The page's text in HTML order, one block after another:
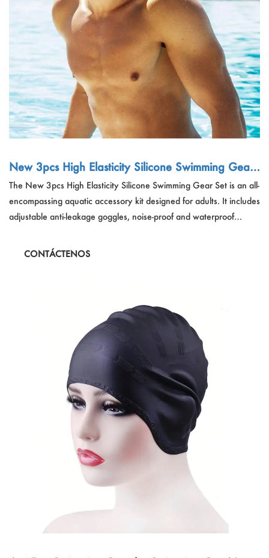
Deportes al aire libre
Productos para mascotas
Ropa y maquillaje
Constituir
Noticias
Preguntas Frecuentes
Catálogos
Español
Pусский язык
Português
Polski
日本語
Français
한국어
New 3pcs High Elasticity Silicone Swimming Gear
Set
The New 3pcs High Elasticity Silicone Swimming Gear Set is an all-
encompassing aquatic accessory kit designed for adults. It includes
adjustable anti-leakage goggles, noise-proof and waterproof
swimming experience, suitable for running, workouts, and
CONTÁCTENOS